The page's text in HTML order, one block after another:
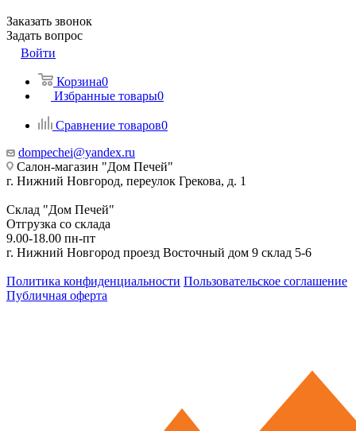
Заказать звонок
Задать вопрос
Войти
Корзина0
Избранные товары0
Сравнение товаров0
dompechei@yandex.ru
Салон-магазин "Дом Печей"
г. Нижний Новгород, переулок Грекова, д. 1
Склад "Дом Печей"
Отгрузка со склада
9.00-18.00 пн-пт
г. Нижний Новгород проезд Восточный дом 9 склад 5-6
Политика конфиденциальности Пользовательское соглашение
Публичная оферта